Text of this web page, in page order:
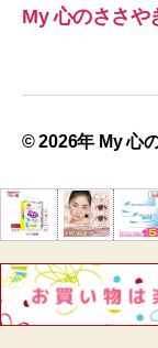
My 心のささや
© 2026年 My 心